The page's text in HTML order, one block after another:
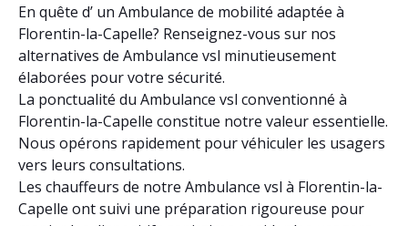
En quête d’ un Ambulance de mobilité adaptée à
Florentin-la-Capelle? Renseignez-vous sur nos
alternatives de Ambulance vsl minutieusement
élaborées pour votre sécurité.
La ponctualité du Ambulance vsl conventionné à
Florentin-la-Capelle constitue notre valeur essentielle.
Nous opérons rapidement pour véhiculer les usagers
vers leurs consultations.
Les chauffeurs de notre Ambulance vsl à Florentin-la-
Capelle ont suivi une préparation rigoureuse pour